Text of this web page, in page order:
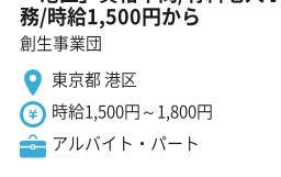
務/時給1,500円から
創生事業団
東京都 港区
時給1,500円～1,800円
アルバイト・パート